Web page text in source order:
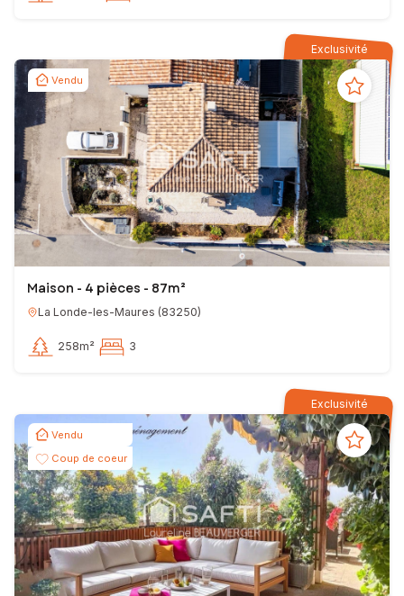
Exclusivité
Vendu
Maison - 4 pièces - 87m²
La Londe-les-Maures (83250)
258m² 3
Exclusivité
Vendu
Coup de coeur